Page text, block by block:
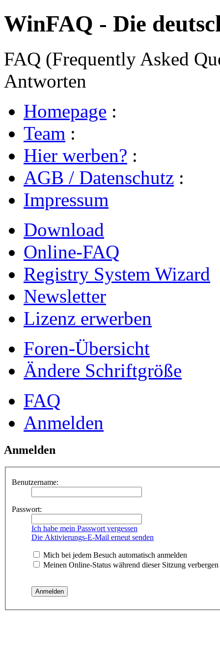
WinFAQ - Die
FAQ (Frequently Asked
Antworten
Homepage :
Team :
Hier werben? :
AGB / Datenschutz :
Impressum
Download
Online-FAQ
Registry System Wizard
Newsletter
Lizenz erwerben
Foren-Übersicht
Ändere Schriftgröße
FAQ
Anmelden
Anmelden
Benutzername:
Passwort:
Ich habe mein Passwort vergessen
Die Aktivierungs-E-Mail erneut senden
Mich bei jedem Besuch automatisch anmelden
Meinen Online-Status während dieser Sitzung verbergen